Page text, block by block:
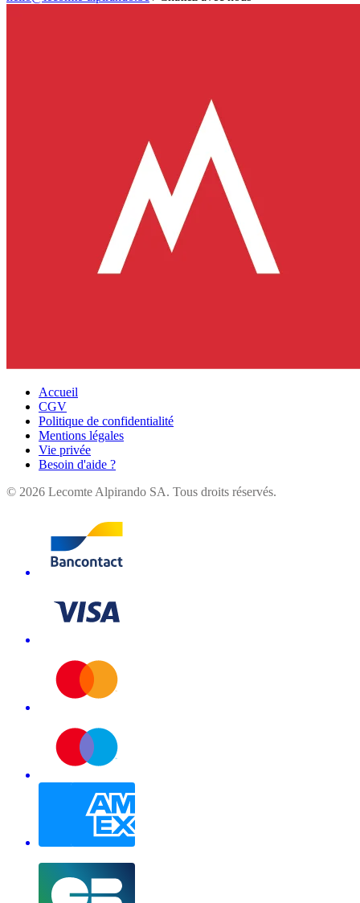
Accueil
CGV
Politique de confidentialité
Mentions légales
Vie privée
Besoin d'aide ?
© 2026 Lecomte Alpirando SA. Tous droits réservés.